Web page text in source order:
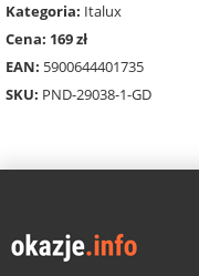
Kategoria: Italux
Cena: 169 zł
EAN: 5900644401735
SKU: PND-29038-1-GD